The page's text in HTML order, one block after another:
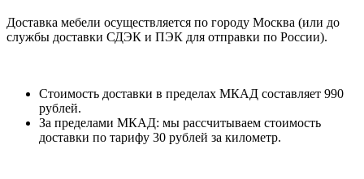
Доставка мебели осуществляется по городу Москва (или до
службы доставки СДЭК и ПЭК для отправки по России).
Стоимость доставки в пределах МКАД составляет 990
рублей.
За пределами МКАД: мы рассчитываем стоимость
доставки по тарифу 30 рублей за километр.